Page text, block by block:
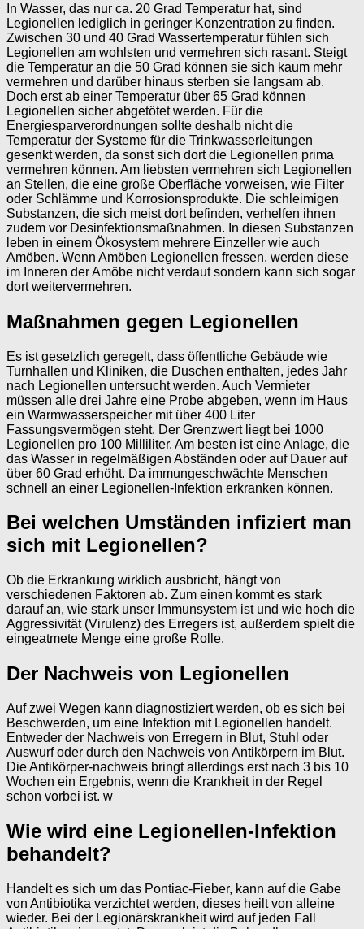
In Wasser, das nur ca. 20 Grad Temperatur hat, sind
Legionellen lediglich in geringer Konzentration zu finden.
Zwischen 30 und 40 Grad Wassertemperatur fühlen sich
Legionellen am wohlsten und vermehren sich rasant. Steigt
die Temperatur an die 50 Grad können sie sich kaum mehr
vermehren und darüber hinaus sterben sie langsam ab.
Doch erst ab einer Temperatur über 65 Grad können
Legionellen sicher abgetötet werden. Für die
Energiesparverordnungen sollte deshalb nicht die
Temperatur der Systeme für die Trinkwasserleitungen
gesenkt werden, da sonst sich dort die Legionellen prima
vermehren können. Am liebsten vermehren sich Legionellen
an Stellen, die eine große Oberfläche vorweisen, wie Filter
oder Schlämme und Korrosionsprodukte. Die schleimigen
Substanzen, die sich meist dort befinden, verhelfen ihnen
zudem vor Desinfektionsmaßnahmen. In diesen Substanzen
leben in einem Ökosystem mehrere Einzeller wie auch
Amöben. Wenn Amöben Legionellen fressen, werden diese
im Inneren der Amöbe nicht verdaut sondern kann sich sogar
dort weitervermehren.
Maßnahmen gegen Legionellen
Es ist gesetzlich geregelt, dass öffentliche Gebäude wie
Turnhallen und Kliniken, die Duschen enthalten, jedes Jahr
nach Legionellen untersucht werden. Auch Vermieter
müssen alle drei Jahre eine Probe abgeben, wenn im Haus
ein Warmwasserspeicher mit über 400 Liter
Fassungsvermögen steht. Der Grenzwert liegt bei 1000
Legionellen pro 100 Milliliter. Am besten ist eine Anlage, die
das Wasser in regelmäßigen Abständen oder auf Dauer auf
über 60 Grad erhöht. Da immungeschwächte Menschen
schnell an einer Legionellen-Infektion erkranken können.
Bei welchen Umständen infiziert man
sich mit Legionellen?
Ob die Erkrankung wirklich ausbricht, hängt von
verschiedenen Faktoren ab. Zum einen kommt es stark
darauf an, wie stark unser Immunsystem ist und wie hoch die
Aggressivität (Virulenz) des Erregers ist, außerdem spielt die
eingeatmete Menge eine große Rolle.
Der Nachweis von Legionellen
Auf zwei Wegen kann diagnostiziert werden, ob es sich bei
Beschwerden, um eine Infektion mit Legionellen handelt.
Entweder der Nachweis von Erregern in Blut, Stuhl oder
Auswurf oder durch den Nachweis von Antikörpern im Blut.
Die Antikörper-nachweis bringt allerdings erst nach 3 bis 10
Wochen ein Ergebnis, wenn die Krankheit in der Regel
schon vorbei ist. w
Wie wird eine Legionellen-Infektion
behandelt?
Handelt es sich um das Pontiac-Fieber, kann auf die Gabe
von Antibiotika verzichtet werden, dieses heilt von alleine
wieder. Bei der Legionärskrankheit wird auf jeden Fall